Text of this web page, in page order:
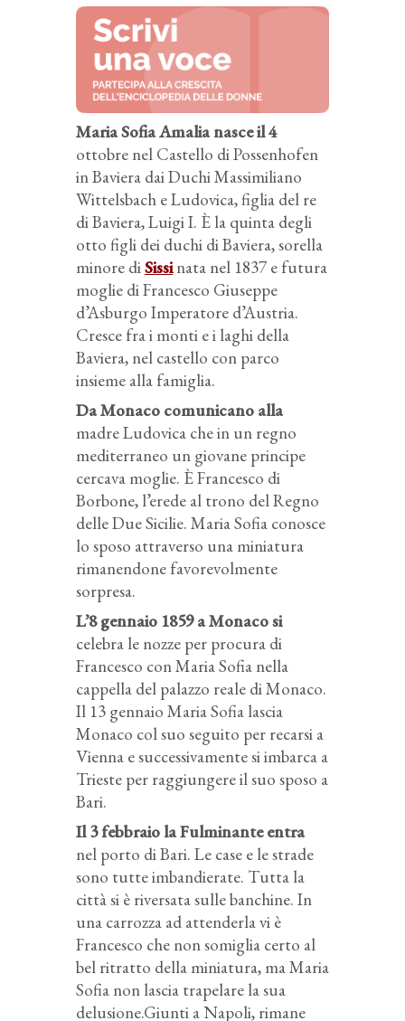
Maria Sofia Amalia nasce il 4
ottobre nel Castello di Possenhofen
in Baviera dai Duchi Massimiliano
Wittelsbach e Ludovica, figlia del re
di Baviera, Luigi I. È la quinta degli
otto figli dei duchi di Baviera, sorella
minore diSissinata nel 1837 e futura
moglie di Francesco Giuseppe
d’Asburgo Imperatore d’Austria.
Cresce fra i monti e i laghi della
Baviera, nel castello con parco
insieme alla famiglia.
Da Monaco comunicano alla
madre Ludovica che in un regno
mediterraneo un giovane principe
cercava moglie. È Francesco di
Borbone, l’erede al trono del Regno
delle Due Sicilie. Maria Sofia conosce
lo sposo attraverso una miniatura
rimanendone favorevolmente
sorpresa.
L’8 gennaio 1859 a Monaco si
celebra le nozze per procura di
Francesco con Maria Sofia nella
cappella del palazzo reale di Monaco.
Il 13 gennaio Maria Sofia lascia
Monaco col suo seguito per recarsi a
Vienna e successivamente si imbarca a
Trieste per raggiungere il suo sposo a
Bari.
Il 3 febbraio la Fulminante entra
nel porto di Bari. Le case e le strade
sono tutte imbandierate. Tutta la
città si è riversata sulle banchine. In
una carrozza ad attenderla vi è
Francesco che non somiglia certo al
bel ritratto della miniatura, ma Maria
Sofia non lascia trapelare la sua
delusione.Giunti a Napoli, rimane